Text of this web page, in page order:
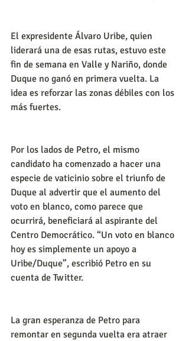
El expresidente Álvaro Uribe, quien
liderará una de esas rutas, estuvo este
fin de semana en Valle y Nariño, donde
Duque no ganó en primera vuelta. La
idea es reforzar las zonas débiles con los
más fuertes.
Por los lados de Petro, el mismo
candidato ha comenzado a hacer una
especie de vaticinio sobre el triunfo de
Duque al advertir que el aumento del
voto en blanco, como parece que
ocurrirá, beneficiará al aspirante del
Centro Democrático. “Un voto en blanco
hoy es simplemente un apoyo a
Uribe/Duque”, escribió Petro en su
cuenta de Twitter.
La gran esperanza de Petro para
remontar en segunda vuelta era atraer